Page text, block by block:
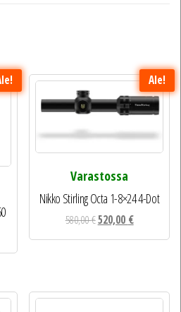
Ale!
Varastossa
Nikko Stirling Octa 1-8×24 4-Dot
580,00€Alkuperäinen
hinta
520,00 €Nykyinen
hinta